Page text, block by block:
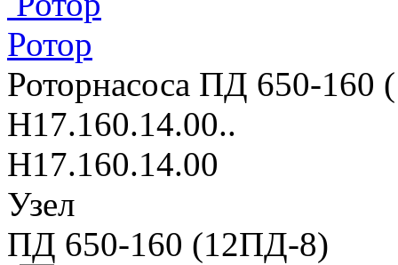
Ротор
Роторнасоса ПД 650-160
Н17.160.14.00..
Н17.160.14.00
Узел
ПД 650-160 (12ПД-8)